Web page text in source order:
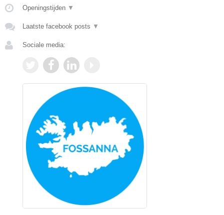
Openingstijden ▼
Laatste facebook posts ▼
Sociale media: